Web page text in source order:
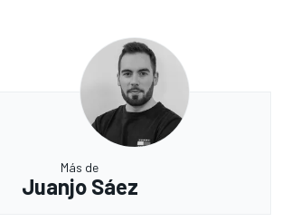
Más de
Juanjo Sáez